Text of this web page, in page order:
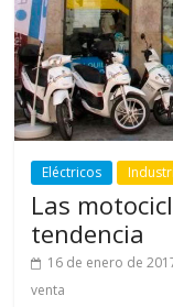
Eléctricos
Las
tendencia
16 de enero de
venta